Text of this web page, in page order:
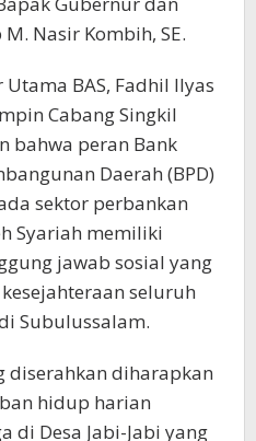
Nasir Kombih, SE.
BAS, Fadhil Ilyas
Cabang Singkil
bahwa peran Bank
Daerah (BPD)
sektor perbankan
Syariah memiliki
jawab sosial yang
seluruh
Subulussalam.
diserahkan diharapkan
hidup harian
di Desa Jabi-Jabi yang